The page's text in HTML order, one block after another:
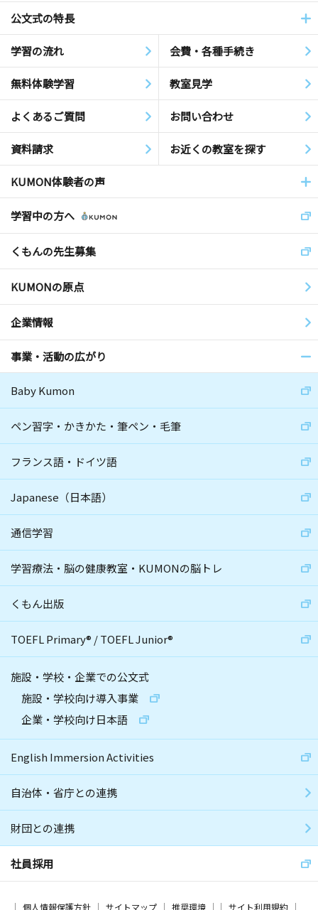
公文式の特長
学習の流れ 会費・各種手続き
無料体験学習 教室見学
よくあるご質問 お問い合わせ
資料請求 お近くの教室を探す
KUMON体験者の声
学習中の方へ
くもんの先生募集
KUMONの原点
企業情報
事業・活動の広がり
Baby Kumon
ペン習字・かきかた・筆ペン・毛筆
フランス語・ドイツ語
Japanese（日本語）
通信学習
学習療法・脳の健康教室・KUMONの脳トレ
くもん出版
TOEFL Primary® /TOEFL Junior®
施設・学校・企業での公文式
施設・学校向け導入事業
企業・学校向け日本語
English Immersion Activities
自治体・省庁との連携
財団との連携
社員採用
個人情報保護方針 サイトマップ 推奨環境 サイト利用規約